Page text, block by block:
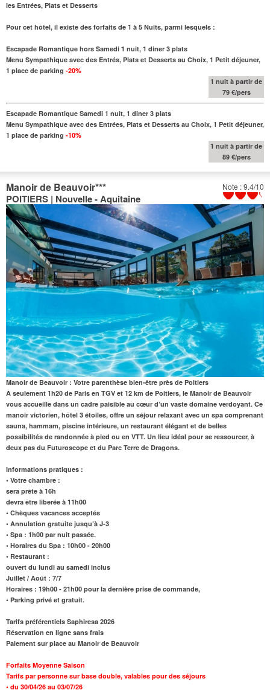
les Entrées, Plats et Desserts
Pour cet hôtel, il existe des forfaits de 1 à 5 Nuits, parmi lesquels :
Escapade Romantique hors Samedi 1 nuit, 1 diner 3 plats
Menu Sympathique avec des Entrés, Plats et Desserts au Choix, 1 Petit déjeuner,
1 place de parking -20%
1 nuit à partir de
79 €/pers
Escapade Romantique Samedi 1 nuit, 1 diner 3 plats
Menu Sympathique avec des Entrées, Plats et Desserts au Choix, 1 Petit déjeuner,
1 place de parking -10%
1 nuit à partir de
89 €/pers
Note : 9.4/10
Manoir de Beauvoir***
POITIERS | Nouvelle - Aquitaine
Manoir de Beauvoir : Votre parenthèse bien-être près de Poitiers
À seulement 1h20 de Paris en TGV et 12 km de Poitiers, le Manoir de Beauvoir
vous accueille dans un cadre paisible au cœur d’un vaste domaine verdoyant. Ce
manoir victorien, hôtel 3 étoiles, offre un séjour relaxant avec un spa comprenant
sauna, hammam, piscine intérieure, un restaurant élégant et de belles
possibilités de randonnée à pied ou en VTT. Un lieu idéal pour se ressourcer, à
deux pas du Futuroscope et du Parc Terre de Dragons.
Informations pratiques :
• Votre chambre :
sera prête à 16h
devra être liberée à 11h00
• Chèques vacances acceptés
• Annulation gratuite jusqu’à J-3
• Spa : 1h00 par nuit passée.
• Horaires du Spa : 10h00 - 20h00
• Restaurant :
ouvert du lundi au samedi inclus
Juillet / Août : 7/7
Horaires : 19h00 - 21h00 pour la dernière prise de commande,
• Parking privé et gratuit.
Tarifs préférentiels Saphiresa 2026
Réservation en ligne sans frais
Paiement sur place au Manoir de Beauvoir
Forfaits Moyenne Saison
Tarifs par personne sur base double, valables pour des séjours
• du 30/04/26 au 03/07/26